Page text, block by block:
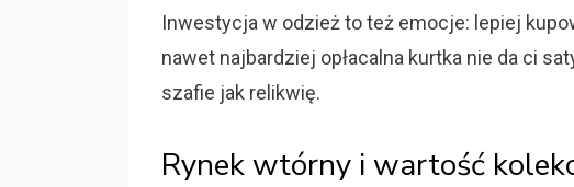
Inwestycja w odzież to też emocje: lepiej
nawet najbardziej opłacalna kurtka nie da ci
szafie jak relikwię.
Rynek wtórny i wartość